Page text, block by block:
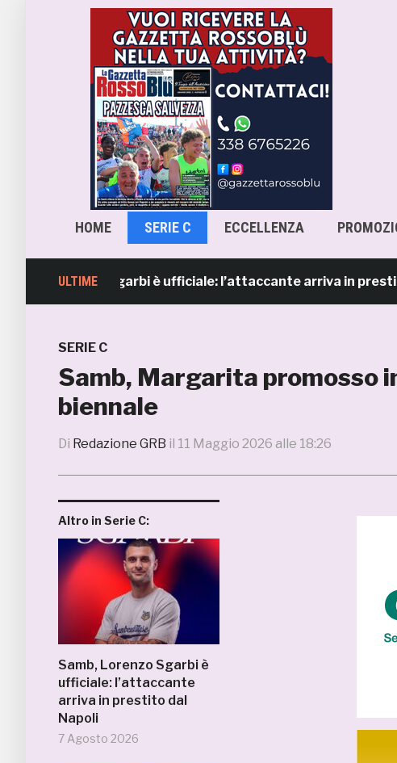
HOME SERIE C ECCELLENZA
ULTIME
Lorenzo Sgarbi è ufficiale: l’attaccante arriva in prestito dal
SERIE C
Samb, Margarita promosso
biennale
Di Redazione GRB il 11 Maggio 2026 alle 18:26
Altro in Serie C:
Samb, Lorenzo Sgarbi è
ufficiale: l’attaccante
arriva in prestito dal
Napoli
7 Agosto 2026